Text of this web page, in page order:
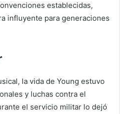
establecidas,
influyente para generaciones
la vida de Young estuvo
y luchas contra el
el servicio militar lo dejó